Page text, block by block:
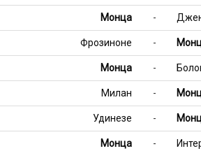
Монца -
Фрозиноне -
Монца -
Милан -
Удинезе -
Монца -